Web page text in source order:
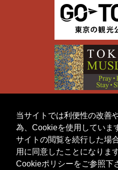
当サイトでは利便性の改善
為、Cookieを使用していま
サイトの閲覧を続行した場
用に同意したことになりま
Cookieポリシーをご参照下